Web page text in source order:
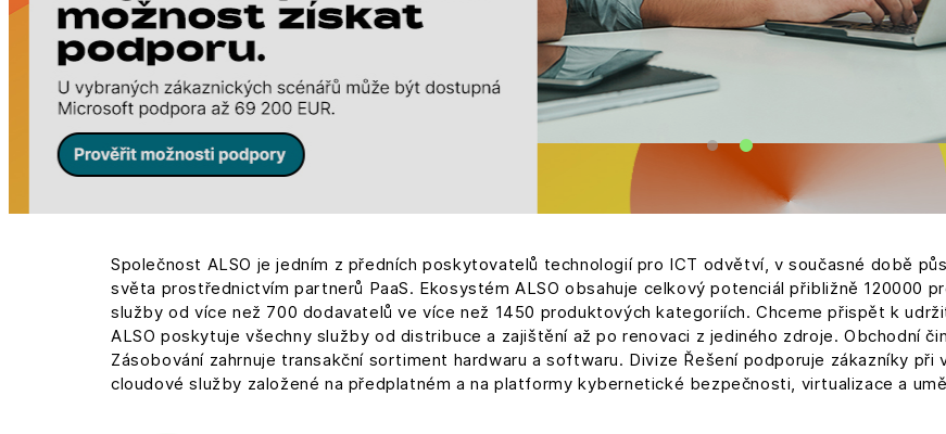
Společnost ALSO je jedním z předních poskytovatelů technologií pro ICT odvětví, v současné době
světa prostřednictvím partnerů PaaS. Ekosystém ALSO obsahuje celkový potenciál přibližně 120000
služby od více než 700 dodavatelů ve více než 1450 produktových kategoriích. Chceme přispět k
ALSO poskytuje všechny služby od distribuce a zajištění až po renovaci z jediného zdroje. Obchodní
Zásobování zahrnuje transakční sortiment hardwaru a softwaru. Divize Řešení podporuje zákazníky při
cloudové služby založené na předplatném a na platformy kybernetické bezpečnosti, virtualizace a